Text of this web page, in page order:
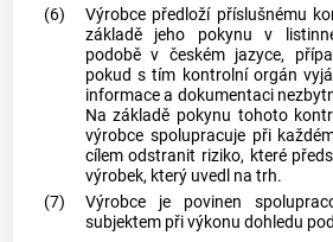
(6)
Výrobcepředloží příslušnému
základě jeho pokynu v
podobě v českém jazyce,
pokud s tím kontrolní orgán
informace a dokumentaci
Na základě pokynu tohoto
výrobcespolupracuje při
cílem odstranit riziko, které
výrobek, který uvedl na trh.
(7)
Výrobceje povinen
subjektempři výkonu dohledu